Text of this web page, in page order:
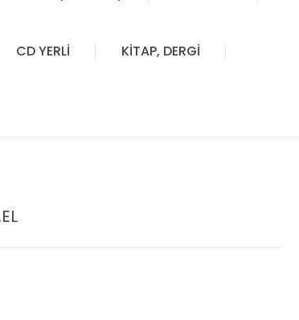
CD YERLİ KİTAP, DERGİ